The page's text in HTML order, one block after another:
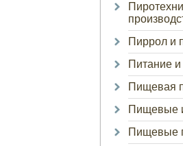
Пиррол и
Питание
Пищевая
Пищевые
Пищевые